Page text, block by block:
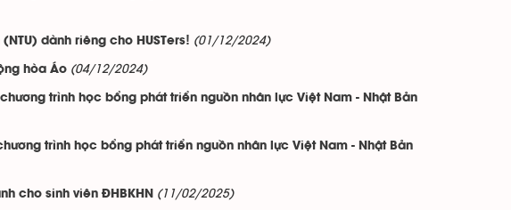
dành riêng cho HUSTers! (01/12/2024)
hòa Áo (04/12/2024)
trình học bổng phát triển nguồn nhân lực Việt Nam - Nhật Bản
trình học bổng phát triển nguồn nhân lực Việt Nam - Nhật Bản
cho sinh viên ĐHBKHN (11/02/2025)